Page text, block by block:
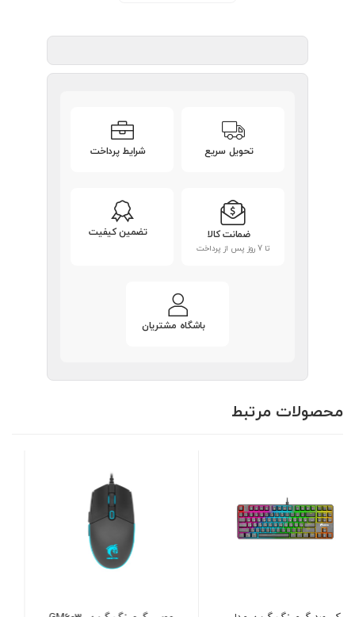
تحویل سریع شرایط پرداخت
ضمانت کالا
تا 7 روز پس از پرداخت
تضمین کیفیت
باشگاه مشتریان
محصولات مرتبط